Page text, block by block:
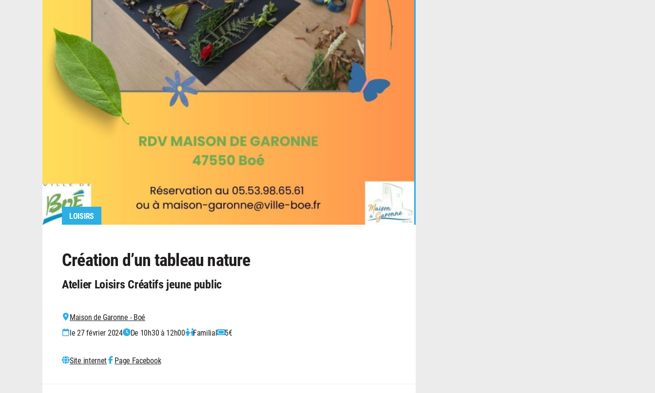
LOISIRS
Création d’un tableau nature
Atelier Loisirs Créatifs jeune public
Maison de Garonne - Boé
le 27 février 2024
De 10h30 à 12h00 Familial 5€
Site internet Page Facebook